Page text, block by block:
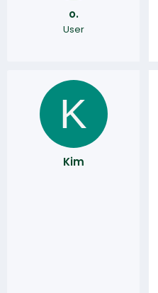
o.
User
K
Kim